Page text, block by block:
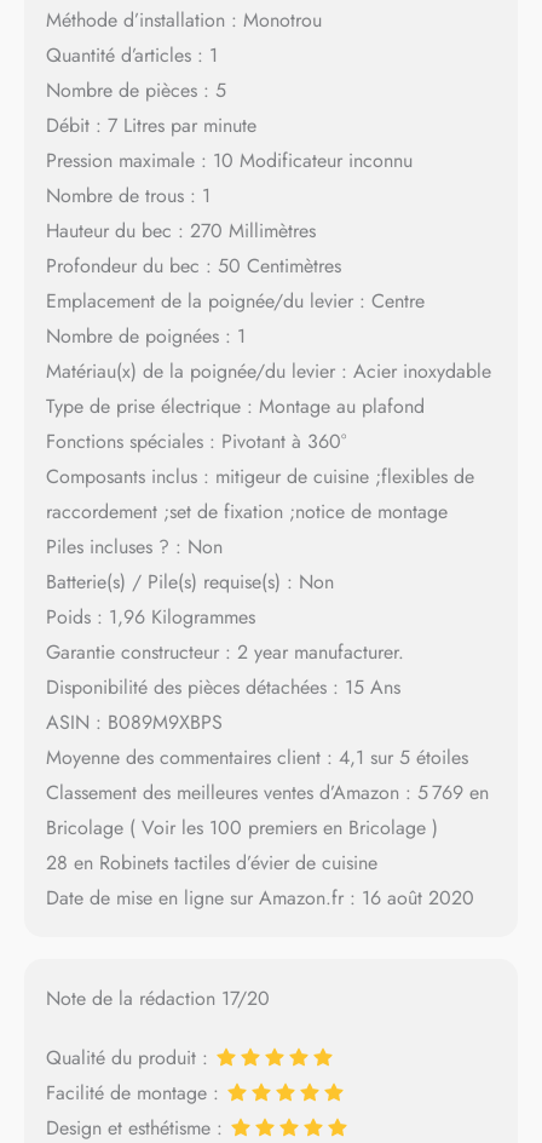
Méthode d’installation : Monotrou
Quantité d’articles : 1
Nombre de pièces : 5
Débit : 7 Litres par minute
Pression maximale : 10 Modificateur inconnu
Nombre de trous : 1
Hauteur du bec : 270 Millimètres
Profondeur du bec : 50 Centimètres
Emplacement de la poignée/du levier : Centre
Nombre de poignées : 1
Matériau(x) de la poignée/du levier : Acier inoxydable
Type de prise électrique : Montage au plafond
Fonctions spéciales : Pivotant à 360°
Composants inclus : mitigeur de cuisine ;flexibles de
raccordement ;set de fixation ;notice de montage
Piles incluses ? : Non
Batterie(s) / Pile(s) requise(s) : Non
Poids : 1,96 Kilogrammes
Garantie constructeur : 2 year manufacturer.
Disponibilité des pièces détachées : 15 Ans
ASIN : B089M9XBPS
Moyenne des commentaires client : 4,1 sur 5 étoiles
Classement des meilleures ventes d’Amazon : 5 769 en
Bricolage ( Voir les 100 premiers en Bricolage )
28 en Robinets tactiles d’évier de cuisine
Date de mise en ligne sur Amazon.fr : 16 août 2020
Note de la rédaction 17/20
Qualité du produit :
Facilité de montage :
Design et esthétisme :